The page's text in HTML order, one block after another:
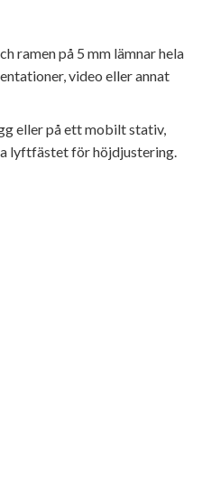
ramen på 5 mm lämnar hela
video eller annat
eller på ett mobilt stativ,
lyftfästet för höjdjustering.